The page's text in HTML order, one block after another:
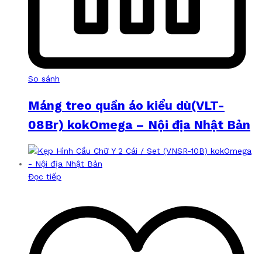
So sánh
Máng treo quần áo kiểu dù(VLT-
08Br) kokOmega – Nội địa Nhật Bản
Đọc tiếp